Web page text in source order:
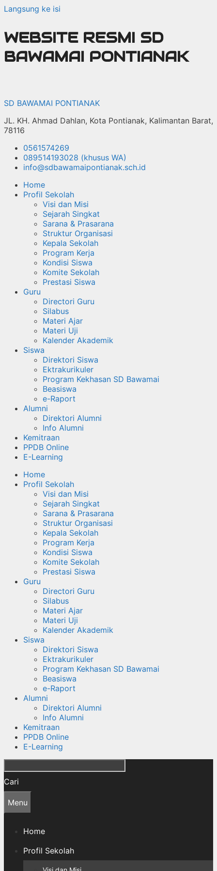
Langsung ke isi
WEBSITE RESMI SD
BAWAMAI PONTIANAK
SD BAWAMAI PONTIANAK
JL. KH. Ahmad Dahlan, Kota Pontianak, Kalimantan Barat,
78116
0561574269
089514193028 (khusus WA)
info@sdbawamaipontianak.sch.id
Home
Profil Sekolah
Visi dan Misi
Sejarah Singkat
Sarana & Prasarana
Struktur Organisasi
Kepala Sekolah
Program Kerja
Kondisi Siswa
Komite Sekolah
Prestasi Siswa
Guru
Directori Guru
Silabus
Materi Ajar
Materi Uji
Kalender Akademik
Siswa
Direktori Siswa
Ektrakurikuler
Program Kekhasan SD Bawamai
Beasiswa
e-Raport
Alumni
Direktori Alumni
Info Alumni
Kemitraan
PPDB Online
E-Learning
Home
Profil Sekolah
Visi dan Misi
Sejarah Singkat
Sarana & Prasarana
Struktur Organisasi
Kepala Sekolah
Program Kerja
Kondisi Siswa
Komite Sekolah
Prestasi Siswa
Guru
Directori Guru
Silabus
Materi Ajar
Materi Uji
Kalender Akademik
Siswa
Direktori Siswa
Ektrakurikuler
Program Kekhasan SD Bawamai
Beasiswa
e-Raport
Alumni
Direktori Alumni
Info Alumni
Kemitraan
PPDB Online
E-Learning
Cari
Menu
Home
Profil Sekolah